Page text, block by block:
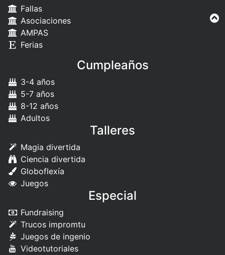
Fallas
Asociaciones
AMPAS
Ferias
Cumpleaños
3-4 años
5-7 años
8-12 años
Adultos
Talleres
Magia divertida
Ciencia divertida
Globoflexía
Juegos
Especial
Fundraising
Trucos impromtu
Juegos de ingenio
Videotutoriales